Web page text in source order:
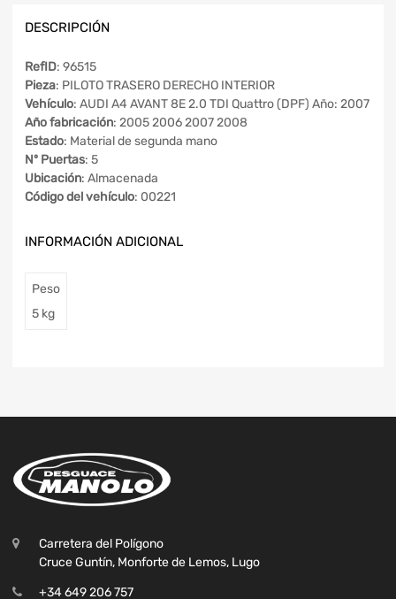
DESCRIPCIÓN
RefID: 96515
Pieza: PILOTO TRASERO DERECHO INTERIOR
Vehículo: AUDI A4 AVANT 8E 2.0 TDI Quattro (DPF) Año: 2007
Año fabricación: 2005 2006 2007 2008
Estado: Material de segunda mano
Nº Puertas: 5
Ubicación: Almacenada
Código del vehículo: 00221
INFORMACIÓN ADICIONAL
Peso
5 kg
Carretera del Polígono
Cruce Guntín, Monforte de Lemos, Lugo
+34 649 206 757